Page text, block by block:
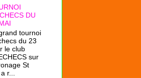
DU
tournoi
du 23
le club
sur
St
r...